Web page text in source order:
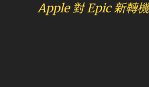
Apple 對 Epic 新轉